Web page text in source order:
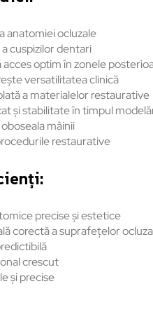
anatomiei ocluzale
cuspizilor dentari
optim în zonele
versatilitatea clinică
a materialelor restaurative
și stabilitate în timpul
mâinii
restaurative
precise și estetice
corectă a suprafețelor
crescut
și precise